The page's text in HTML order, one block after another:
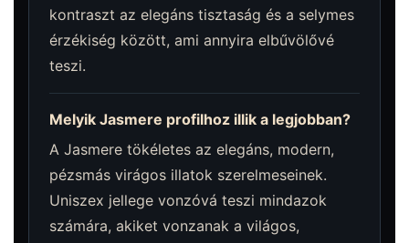
kontraszt az elegáns tisztaság és a selymes
érzékiség között, ami annyira elbűvölővé
teszi.
Melyik Jasmere profilhoz illik a legjobban?
A Jasmere tökéletes az elegáns, modern,
pézsmás virágos illatok szerelmeseinek.
Uniszex jellege vonzóvá teszi mindazok
számára, akiket vonzanak a világos,